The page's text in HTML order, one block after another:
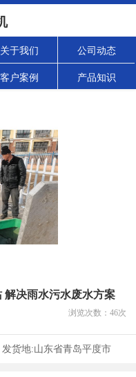
关于我们 公司动态
客户案例 产品知识
解决雨水污水废水方案
浏览次数： 46次
发货地:山东省青岛平度市